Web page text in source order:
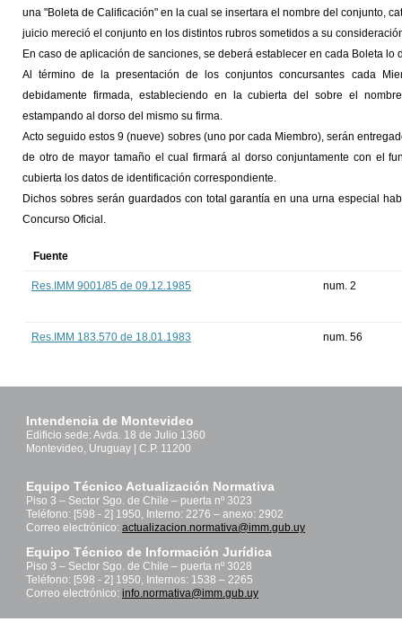
una "Boleta de Calificación" en la cual se insertara el nombre del conjunto,
juicio mereció el conjunto en los distintos rubros sometidos a su
En caso de aplicación de sanciones, se deberá establecer en cada Boleta lo
Al término de la presentación de los conjuntos concursantes cada
debidamente firmada, estableciendo en la cubierta del sobre el
estampando al dorso del mismo su firma.
Acto seguido estos 9 (nueve) sobres (uno por cada Miembro), serán
de otro de mayor tamaño el cual firmará al dorso conjuntamente con el
cubierta los datos de identificación correspondiente.
Dichos sobres serán guardados con total garantía en una urna especial
Concurso Oficial.
Fuente
Res.IMM 9001/85 de 09.12.1985 num. 2
Res.IMM 183.570 de 18.01.1983 num. 56
Intendencia de Montevideo
Edificio sede: Avda. 18 de Julio 1360
Montevideo, Uruguay | C.P. 11200
Equipo Técnico Actualización Normativa
Piso 3 – Sector Sgo. de Chile – puerta nº 3023
Teléfono: [598 - 2] 1950, Interno: 2276 – anexo: 2902
Correo electrónico: actualizacion.normativa@imm.gub.uy
Equipo Técnico de Información Jurídica
Piso 3 – Sector Sgo. de Chile – puerta nº 3028
Teléfono: [598 - 2] 1950, Internos: 1538 – 2265
Correo electrónico: info.normativa@imm.gub.uy